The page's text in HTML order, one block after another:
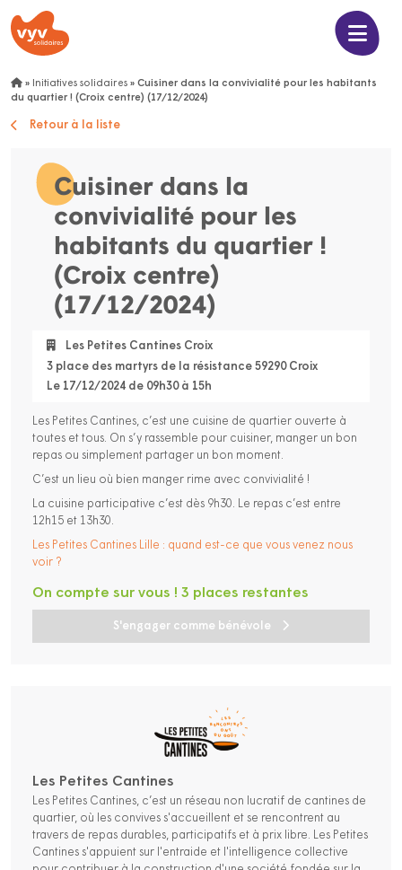
» Initiatives solidaires » Cuisiner dans la convivialité pour les habitants
du quartier ! (Croix centre) (17/12/2024)
Retour à la liste
Cuisiner dans la
convivialité pour les
habitants du quartier !
(Croix centre)
(17/12/2024)
Les Petites Cantines Croix
3 place des martyrs de la résistance 59290 Croix
Le 17/12/2024 de 09h30 à 15h
Les Petites Cantines, c’est une cuisine de quartier ouverte à
toutes et tous. On s’y rassemble pour cuisiner, manger un bon
repas ou simplement partager un bon moment.
C’est un lieu où bien manger rime avec convivialité !
La cuisine participative c’est dès 9h30. Le repas c’est entre
12h15 et 13h30.
Les Petites Cantines Lille : quand est-ce que vous venez nous
voir ?
S'engager comme bénévole
On compte sur vous ! 3 places restantes
Les Petites Cantines
Les Petites Cantines, c’est un réseau non lucratif de cantines de
quartier, où les convives s'accueillent et se rencontrent au
travers de repas durables, participatifs et à prix libre. Les Petites
Cantines s'appuient sur l'entraide et l'intelligence collective